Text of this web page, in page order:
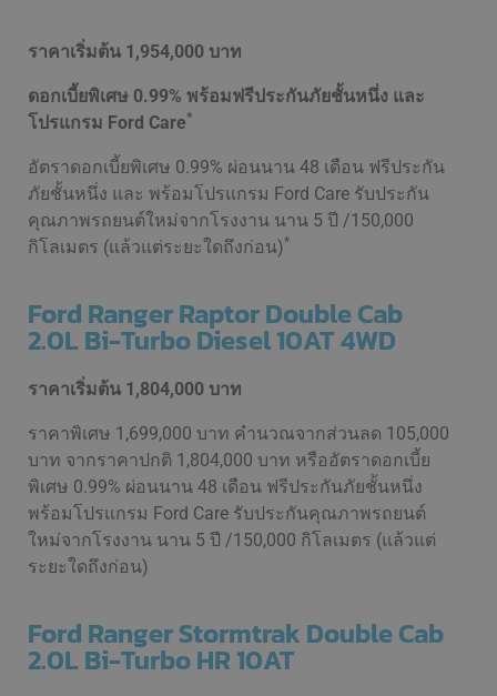
ราคาเริ่มต้น 1,954,000 บาท
ดอกเบี้ยพิเศษ 0.99% พร้อมฟรีประกันภัยชั้นหนึ่ง และ
โปรแกรม Ford Care*
อัตราดอกเบี้ยพิเศษ 0.99% ผ่อนนาน 48 เดือน ฟรีประกัน
ภัยชั้นหนึ่ง และ พร้อมโปรแกรม Ford Care รับประกัน
คุณภาพรถยนต์ใหม่จากโรงงาน นาน 5 ปี /150,000
กิโลเมตร (แล้วแต่ระยะใดถึงก่อน)*
Ford Ranger Raptor Double Cab
2.0L Bi-Turbo Diesel 10AT 4WD
ราคาเริ่มต้น 1,804,000 บาท
ราคาพิเศษ 1,699,000 บาท คำนวณจากส่วนลด 105,000
บาท จากราคาปกติ 1,804,000 บาท หรืออัตราดอกเบี้ย
พิเศษ 0.99% ผ่อนนาน 48 เดือน ฟรีประกันภัยชั้นหนึ่ง
พร้อมโปรแกรม Ford Care รับประกันคุณภาพรถยนต์
ใหม่จากโรงงาน นาน 5 ปี /150,000 กิโลเมตร (แล้วแต่
ระยะใดถึงก่อน)
Ford Ranger Stormtrak Double Cab
2.0L Bi-Turbo HR 10AT